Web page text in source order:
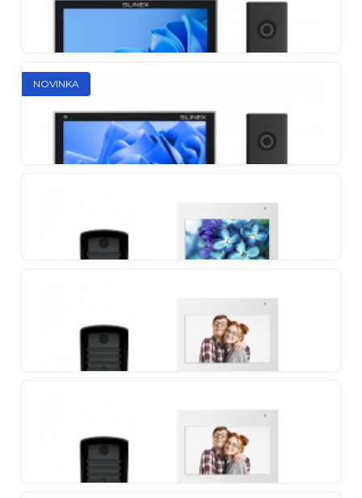
Základná súprava pre kompletnú kontrolu
zabezpečenia
Full HD súprava videotelefónu so štýlovým
vandalismu odolným vonkajším panelom
NOVINKA
Full HD súprava s aplikáciou Slinex Smart Call a
odolným vonkajším panelom
Funkčná súprava systému videotelefónu